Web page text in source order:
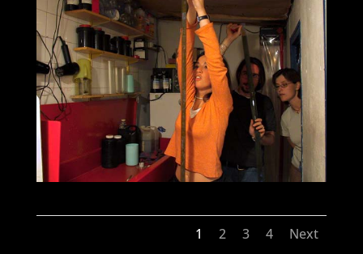
1 2 3 4 Next